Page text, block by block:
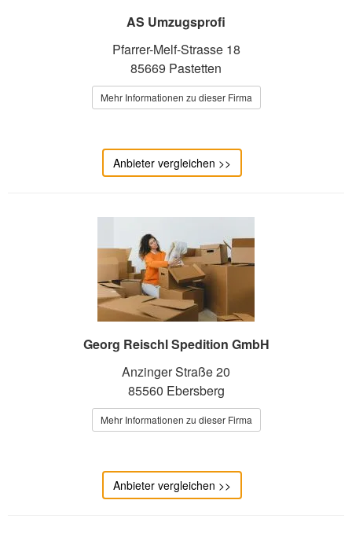
AS Umzugsprofi
Pfarrer-Melf-Strasse 18
85669 Pastetten
Mehr Informationen zu dieser Firma
Anbieter vergleichen >>
Georg Reischl Spedition GmbH
Anzinger Straße 20
85560 Ebersberg
Mehr Informationen zu dieser Firma
Anbieter vergleichen >>